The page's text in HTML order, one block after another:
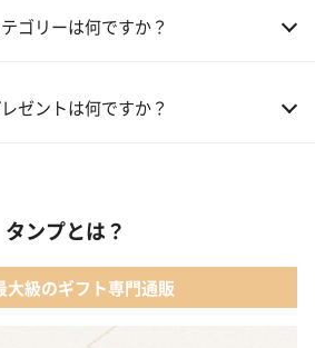
ゴリーは何ですか？
ゼントは何ですか？
ワーティントリップ［日本限定ピンクゴ
タンプとは？
大級のギフト専門通販